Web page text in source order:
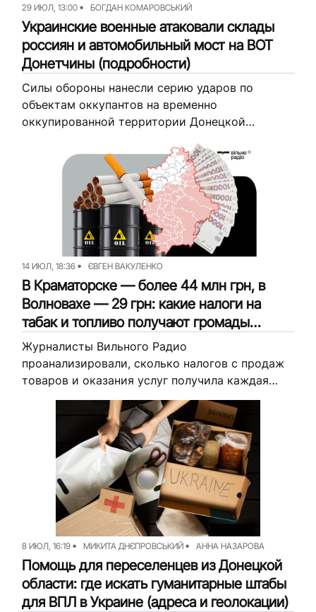
29 ИЮЛ, 13:00 БОГДАН КОМАРОВСЬКИЙ
Украинские военные атаковали склады
россиян и автомобильный мост на ВОТ
Донетчины (подробности)
Силы обороны нанесли серию ударов по
объектам оккупантов на временно
оккупированной территории Донецкой
дронами и другим оборудованием, а также
автомобильный мост...
14 ИЮЛ, 18:36 ЄВГЕН ВАКУЛЕНКО
В Краматорске — более 44 млн грн, в
Волновахе — 29 грн: какие налоги на
табак и топливо получают громады
Донетчины (анализ)
Журналисты Вильного Радио
проанализировали, сколько налогов с продаж
товаров и оказания услуг получила каждая
громада и какую долю они составляют от всех
доходов, которые громадам сейчас удается
8 ИЮЛ, 16:19 МИКИТА ДНЄПРОВСЬКИЙ АННА НАЗАРОВА
Помощь для переселенцев из Донецкой
области: где искать гуманитарные штабы
для ВПЛ в Украине (адреса и геолокации)